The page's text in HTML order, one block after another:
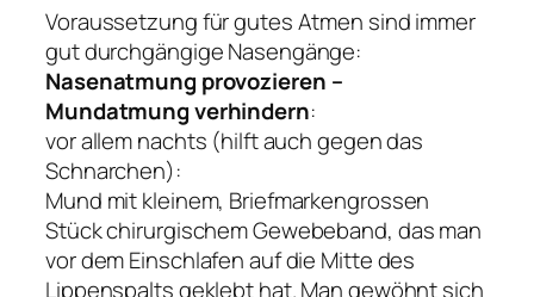
Voraussetzung für gutes Atmen sind immer
gut durchgängige Nasengänge:
Nasenatmung provozieren –
Mundatmung verhindern:
vor allem nachts (hilft auch gegen das
Schnarchen):
Mund mit kleinem, Briefmarkengrossen
Stück chirurgischem Gewebeband, das man
vor dem Einschlafen auf die Mitte des
Lippenspalts geklebt hat. Man gewöhnt sich